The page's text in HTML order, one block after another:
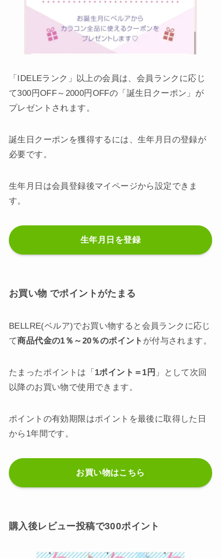
「IDELEランク」以上の会員は、会員ランクに応じ
て300円OFF～2000円OFFの「誕生日クーポン」が
プレゼントされます。
誕生日クーポンを獲得するには、生年月日の登録が
必要です。
生年月日は会員登録後マイページから設定できま
す。
生年月日を登録
お買い物 でポイントがたまる
BELLRE(ベルア)でお買い物すると会員ランクに応じ
て商品代金の1％～20％のポイント が付与されます。
たまったポイントは「 1ポイント＝1円 」として次回
以降のお買い物で使用できます。
ポイントの有効期限はポイントを最後に取得した日
から1年間です。
お買い物はこちら
購入後レビュー投稿で300ポイント